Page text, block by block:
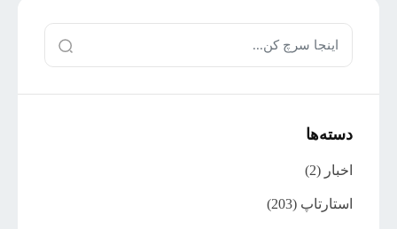
دسته‌ها
اخبار (2)
استارتاپ (203)